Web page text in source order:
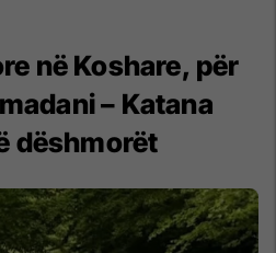
në Koshare, për
– Katana
dëshmorët